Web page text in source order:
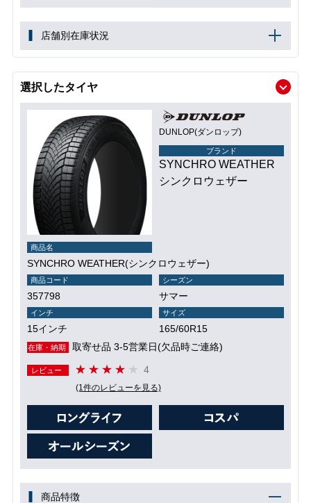
店舗別在庫状況
選択したタイヤ
DUNLOP(ダンロップ)
ブランド
SYNCHRO WEATHER
シンクロウェザー
商品名
SYNCHRO WEATHER(シンクロウェザー)
商品コード
357798
シーズン
サマー
インチ
15インチ
サイズ
165/60R15
在庫・納期 取寄せ品 3-5営業日(欠品時ご連絡)
レビュー 4
(1件のレビューを見る)
商品特徴